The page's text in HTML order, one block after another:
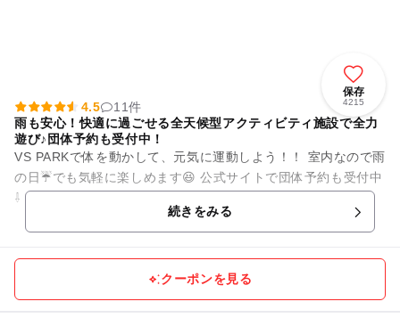
保存
4215
4.5
11件
雨も安心！快適に過ごせる全天候型アクティビティ施設で全力
遊び♪団体予約も受付中！
VS PARKで体を動かして、元気に運動しよう！！ 室内なので雨
の日☔でも気軽に楽しめます😆 公式サイトで団体予約も受付中
⇩ https://bandainamco-am.co.jp/...
続きをみる
クーポンを見る